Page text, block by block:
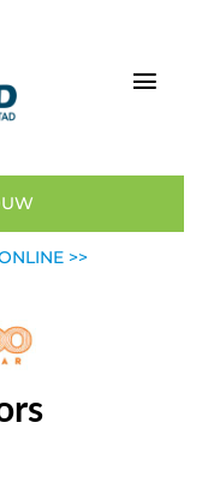
>>